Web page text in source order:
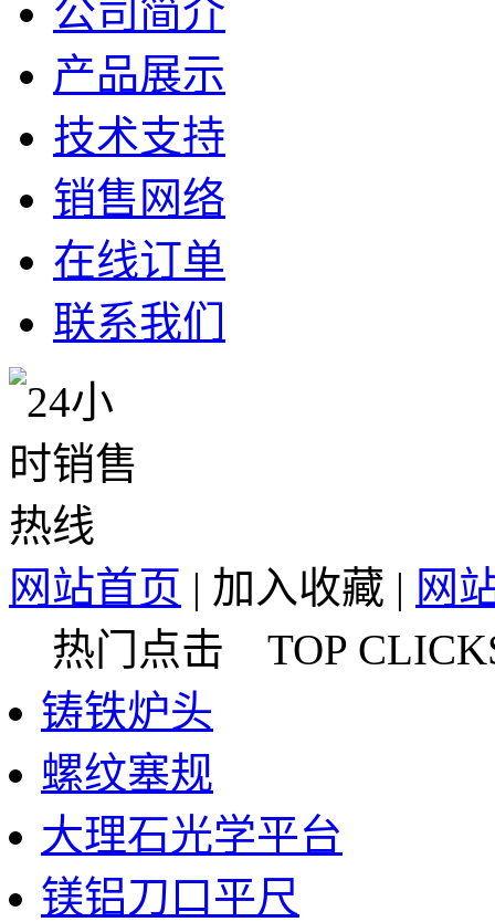
公司简介
产品展示
技术支持
销售网络
在线订单
联系我们
网站首页 | 加入收藏 | 网
热门点击 TOP
铸铁炉头
螺纹塞规
大理石光学平台
镁铝刀口平尺